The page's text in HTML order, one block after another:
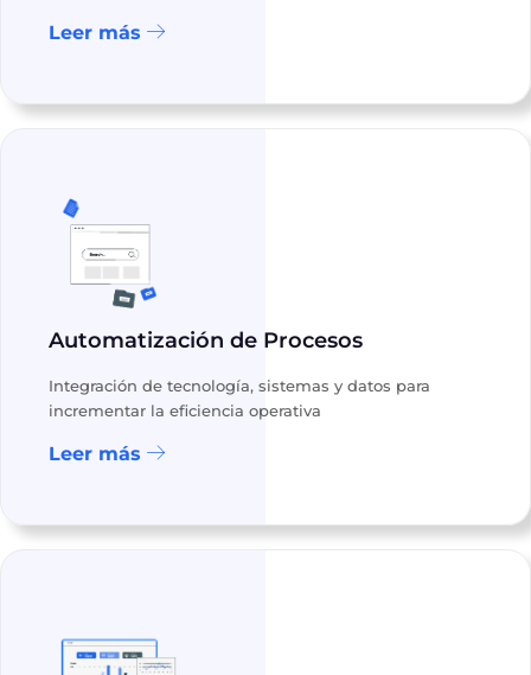
Leer más
Automatización de Procesos
Integración de tecnología, sistemas y datos para
incrementar la eficiencia operativa
Leer más